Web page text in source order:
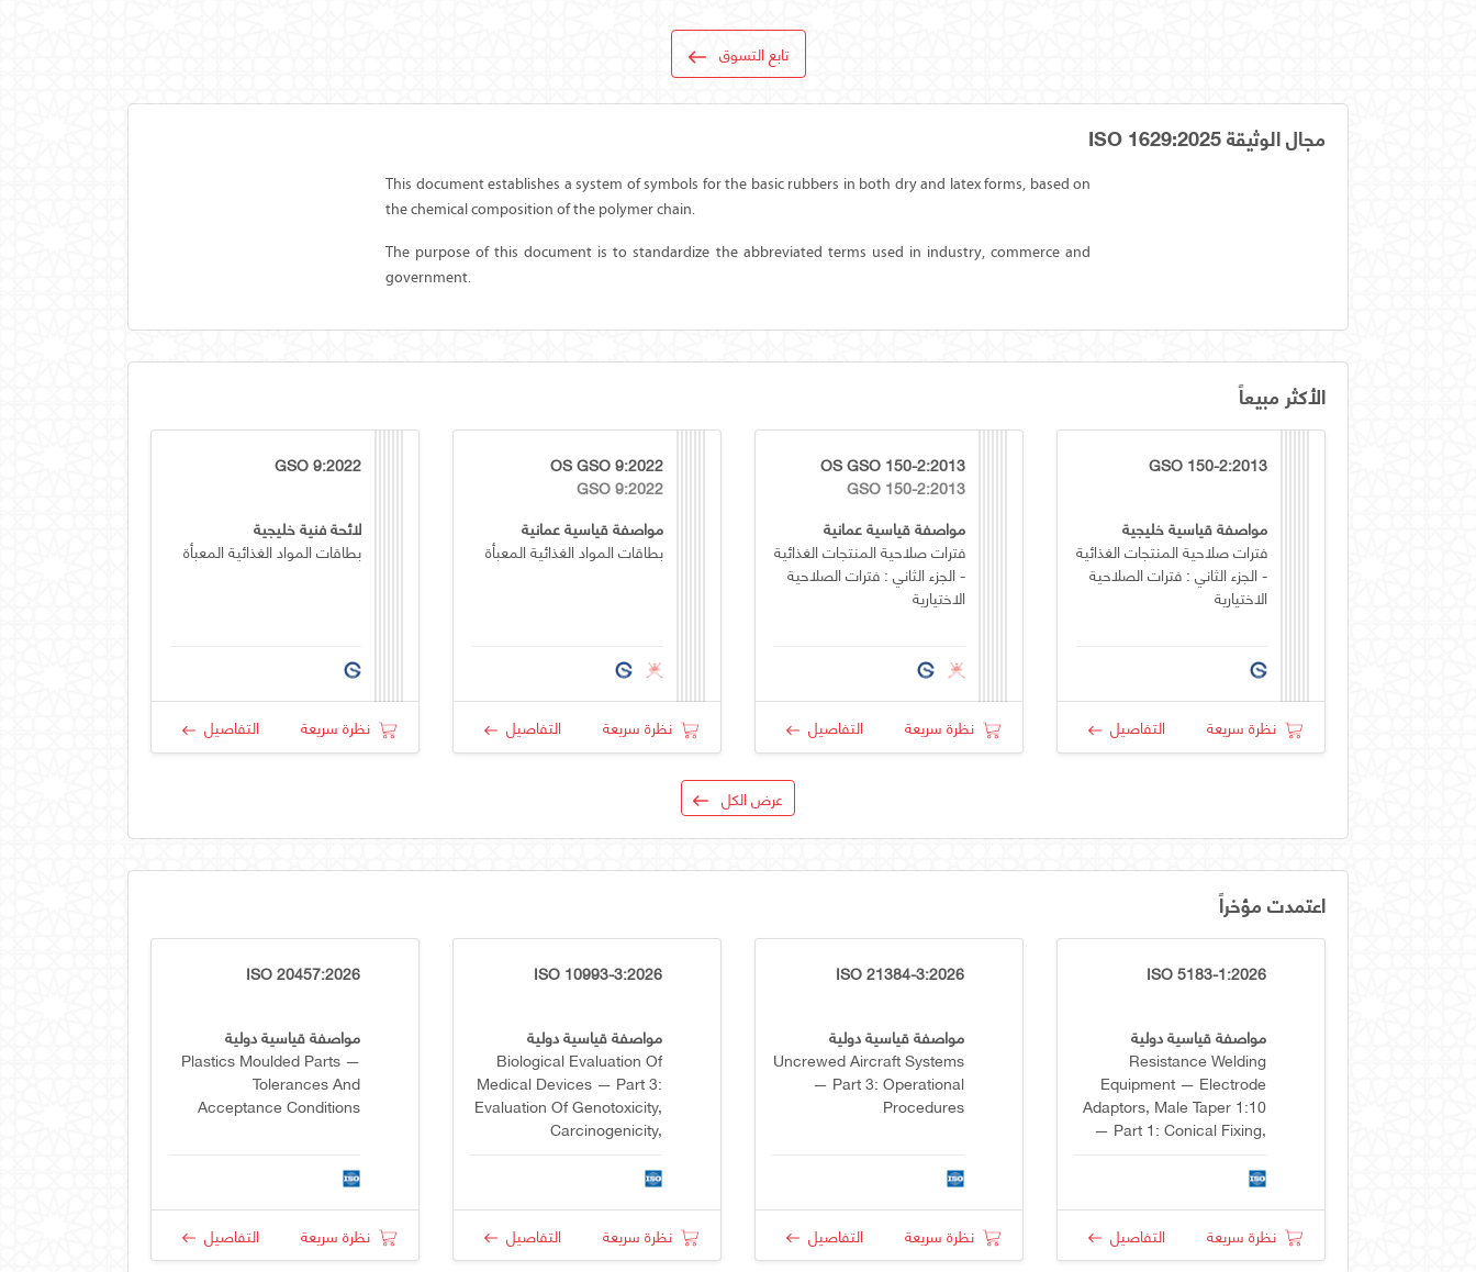
تابع التسوق
مجال الوثيقة ISO 1629:2025
This document establishes a system of symbols for the basic rubbers in both dry and latex forms, based on
the chemical composition of the polymer chain.
The purpose of this document is to standardize the abbreviated terms used in industry, commerce and
government.
الأكثر مبيعاً
GSO 150-2:2013
مواصفة قياسية خليجية
فترات صلاحية المنتجات الغذائية
- الجزء الثاني : فترات الصلاحية
الاختيارية
نظرة سريعة التفاصيل
OS GSO 150-2:2013
GSO 150-2:2013
مواصفة قياسية عمانية
فترات صلاحية المنتجات الغذائية
- الجزء الثاني : فترات الصلاحية
الاختيارية
نظرة سريعة التفاصيل
OS GSO 9:2022
GSO 9:2022
مواصفة قياسية عمانية
بطاقات المواد الغذائية المعبأة
نظرة سريعة التفاصيل
GSO 9:2022
لائحة فنية خليجية
بطاقات المواد الغذائية المعبأة
نظرة سريعة التفاصيل
عرض الكل
اعتمدت مؤخراً
ISO 5183-1:2026
مواصفة قياسية دولية
Resistance Welding
Equipment — Electrode
Adaptors, Male Taper 1:10
— Part 1: Conical Fixing,
نظرة سريعة التفاصيل
ISO 21384-3:2026
مواصفة قياسية دولية
Uncrewed Aircraft Systems
— Part 3: Operational
Procedures
نظرة سريعة التفاصيل
ISO 10993-3:2026
مواصفة قياسية دولية
Biological Evaluation Of
Medical Devices — Part 3:
Evaluation Of Genotoxicity,
Carcinogenicity,
Developmental Toxicity
نظرة سريعة التفاصيل
ISO 20457:2026
مواصفة قياسية دولية
Plastics Moulded Parts —
Tolerances And
Acceptance Conditions
نظرة سريعة التفاصيل